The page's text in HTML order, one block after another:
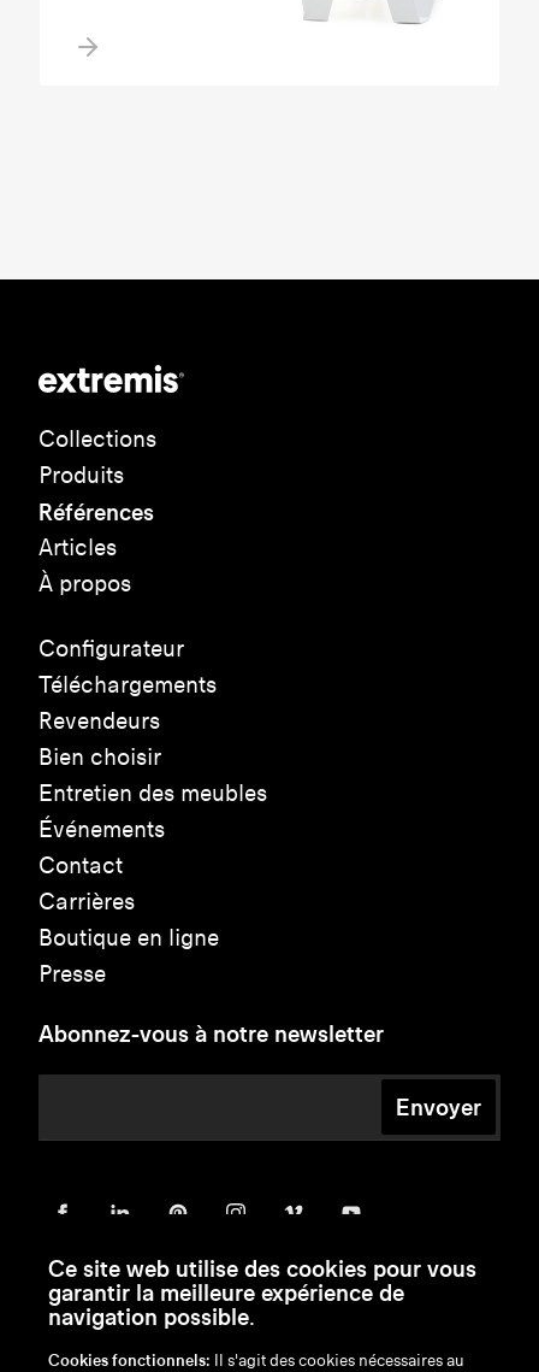
Collections
Produits
Références
Articles
À propos
Configurateur
Téléchargements
Revendeurs
Bien choisir
Entretien des meubles
Événements
Contact
Carrières
Boutique en ligne
Presse
Abonnez-vous à notre newsletter
Envoyer
Ce site web utilise des cookies pour vous
garantir la meilleure expérience de
navigation possible.
Cookies fonctionnels: Il s'agit des cookies nécessaires au